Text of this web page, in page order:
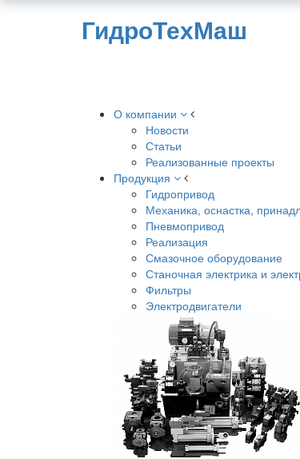
ГидроТехМаш
О компании
Новости
Статьи
Реализованные проекты
Продукция
Гидропривод
Механика, оснастка,
Пневмопривод
Реализация
Смазочное оборудование
Станочная электрика и
Фильтры
Электродвигатели